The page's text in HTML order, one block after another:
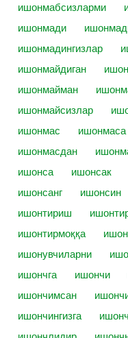
ишонмабсизларми
ишонмади
ишонмадингизлар
ишонмайдиган
ишонмайман
ишонмайсизлар
ишонмас
ишонмаса
ишонмасдан
ишонса
ишонсак
ишонсанг
ишонсин
ишонтириш
ишонтирмоққа
ишонувчиларни
ишончга
ишончи
ишончимсан
ишончингизга